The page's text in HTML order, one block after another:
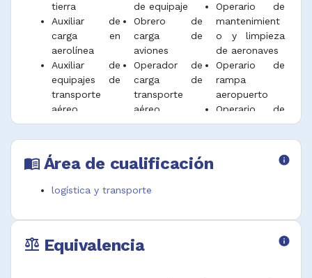
tierra
Auxiliar de
carga en
aerolínea
Auxiliar de
equipajes de
transporte
aéreo
Auxiliar de
operaciones
terrestres
de equipaje
Obrero de
carga de
aviones
Operador de
carga de
transporte
aéreo
Operario de
carga de
Operario de
mantenimient
o y limpieza
de aeronaves
Operario de
rampa
aeropuerto
Operario de
rampa de
transporte
menu_book Área de cualificación info
logística y transporte
balance Equivalencia info